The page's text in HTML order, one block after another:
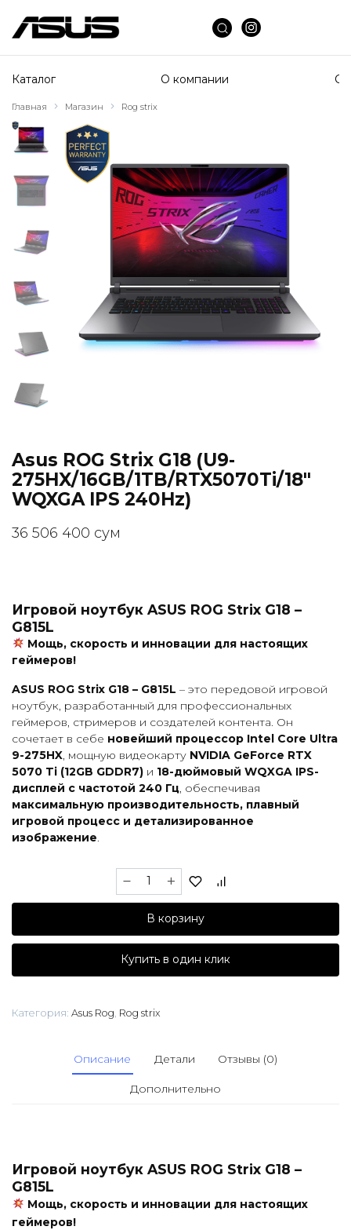
Каталог О компании
Главная Магазин Rog strix
Asus ROG Strix G18 (U9-
275HX/16GB/1TB/RTX5070Ti/18"
WQXGA IPS 240Hz)
36 506 400 сум
Игровой ноутбук ASUS ROG Strix G18 –
G815L
Мощь, скорость и инновации для настоящих
геймеров!
ASUS ROG Strix G18 – G815L – это передовой игровой
ноутбук, разработанный для профессиональных
геймеров, стримеров и создателей контента. Он
сочетает в себе новейший процессор Intel Core Ultra
9-275HX, мощную видеокарту NVIDIA GeForce RTX
5070 Ti (12GB GDDR7) и 18-дюймовый WQXGA IPS-
дисплей с частотой 240 Гц, обеспечивая
максимальную производительность, плавный
игровой процесс и детализированное
изображение.
Количество
товара
Strix
G18
(U9-
WQXGA
IPS
В корзину
Купить в один клик
Категория: Asus Rog Rog strix
Описание Детали Отзывы (0)
Дополнительно
Игровой ноутбук ASUS ROG Strix G18 –
G815L
Мощь, скорость и инновации для настоящих
геймеров!